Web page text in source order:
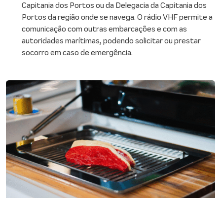
Capitania dos Portos ou da Delegacia da Capitania dos
Portos da região onde se navega. O rádio VHF permite a
comunicação com outras embarcações e com as
autoridades marítimas, podendo solicitar ou prestar
socorro em caso de emergência.